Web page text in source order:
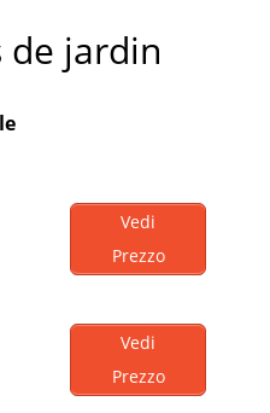
de jardin
Vedi
Prezzo
Vedi
Prezzo